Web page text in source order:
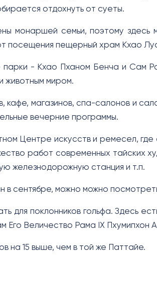
отдохнуть от суеты.
монаршей семьи, поэтому здесь
посещения пещерный храм Кхао
- Кхао Пханом Бенча и Сам
животным миром.
кафе, магазинов, спа-салонов и
вечерние программы.
Центре искусств и ремесел, где
работ современных тайских
железнодорожную станция и т.п.
в сентябре, можно можно
для поклонников гольфа. Здесь
Его Величество Рама IX Пхумипхон
на 15 выше, чем в той же Паттайе.